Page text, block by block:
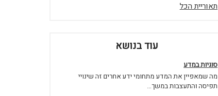
תאוריית הכל
עוד בנושא
סוגיות במדע
מה שמאפיין את המדע מתחומי ידע אחרים זה שינויי
תפיסה והתעצבות במשך...